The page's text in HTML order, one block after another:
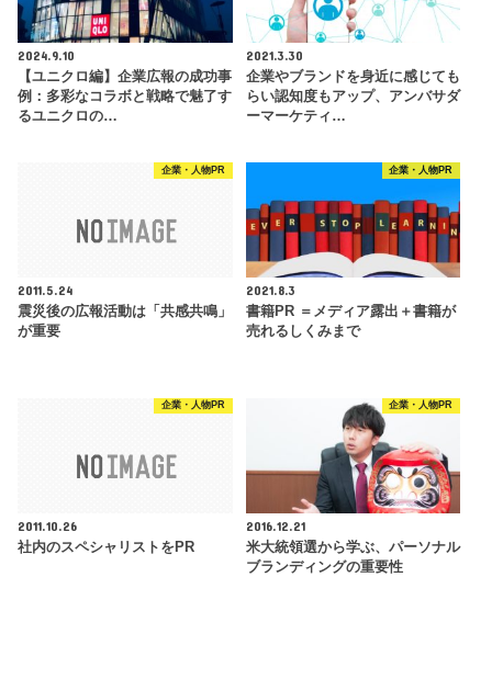
2024.9.10
【ユニクロ編】企業広報の成功事
例：多彩なコラボと戦略で魅了す
るユニクロの…
2021.3.30
企業やブランドを身近に感じても
らい認知度もアップ、アンバサダ
ーマーケティ…
企業・人物PR
2011.5.24
震災後の広報活動は「共感共鳴」
が重要
企業・人物PR
2021.8.3
書籍PR ＝メディア露出＋書籍が
売れるしくみまで
企業・人物PR
2011.10.26
社内のスペシャリストをPR
企業・人物PR
2016.12.21
米大統領選から学ぶ、パーソナル
ブランディングの重要性